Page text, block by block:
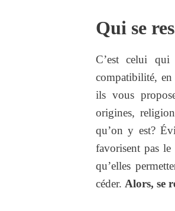
Qui se
C’est celui
compatibilité,
ils vous
origines,
qu’on y est?
favorisent pas le
qu’elles
céder. Alors, se